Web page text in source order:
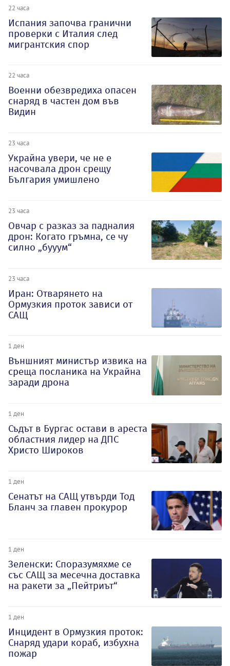
22 часа
Испания започва гранични
проверки с Италия след
мигрантския спор
22 часа
Военни обезвредиха опасен
снаряд в частен дом във
Видин
23 часа
Украйна увери, че не е
насочвала дрон срещу
България умишлено
23 часа
Овчар с разказ за падналия
дрон: Когато гръмна, се чу
силно „бууум“
23 часа
Иран: Отварянето на
Ормузкия проток зависи от
САЩ
1 ден
Външният министър извика на
среща посланика на Украйна
заради дрона
1 ден
Съдът в Бургас остави в ареста
областния лидер на ДПС
Христо Широков
1 ден
Сенатът на САЩ утвърди Тод
Бланч за главен прокурор
1 ден
Зеленски: Споразумяхме се
със САЩ за месечна доставка
на ракети за „Пейтриът“
1 ден
Инцидент в Ормузкия проток:
Снаряд удари кораб, избухна
пожар